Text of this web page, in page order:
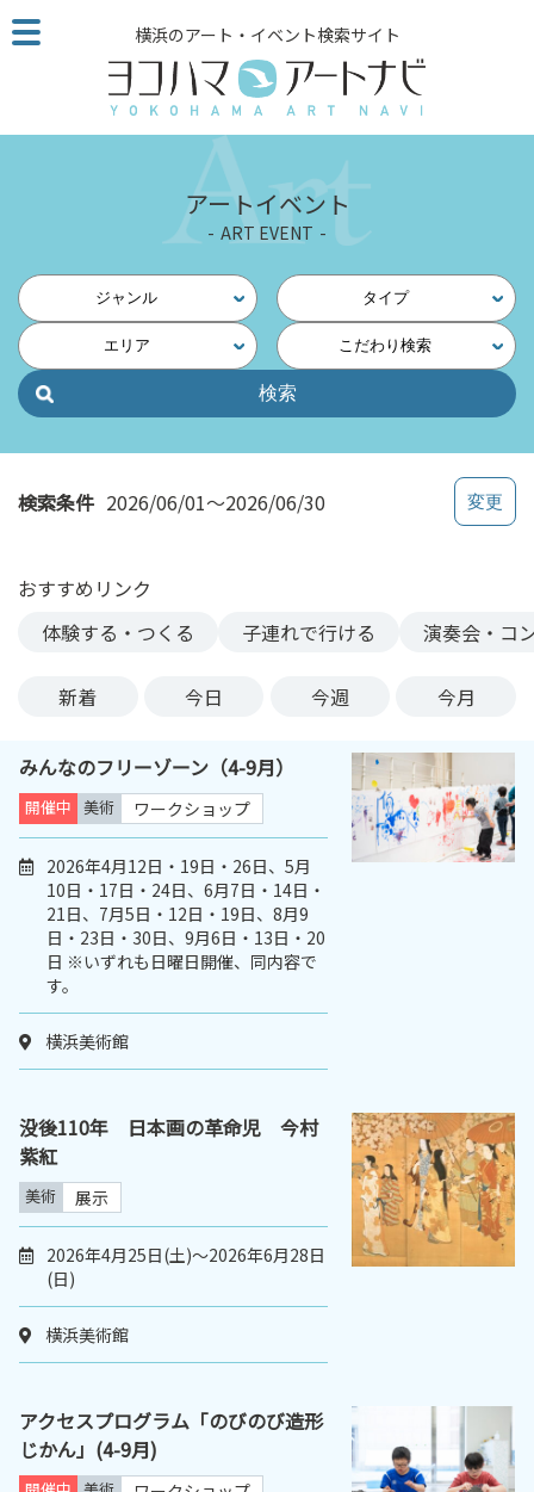
こ
の
ジ
読
他
ペ
の
横浜のアート・イベント検索サイト
アートイベント
ART EVENT
ジャンル タイプ
エリア こだわり検索
検索条件 2026/06/01～2026/06/30
おすすめリンク
体験する・つくる
子連れで行ける 演奏会・コ
新着 今日 今週 今月
みんなのフリーゾーン（4-9月）
開催中 美術 ワークショップ
2026年4月12日・19日・26日、5月
10日・17日・24日、6月7日・14日・
21日、7月5日・12日・19日、8月9
日・23日・30日、9月6日・13日・20
日 ※いずれも日曜日開催、同内容で
す。
横浜美術館
没後110年 日本画の革命児 今村
紫紅
美術 展示
2026年4月25日(土)～2026年6月28日
(日)
横浜美術館
アクセスプログラム「のびのび造形
じかん」(4-9月)